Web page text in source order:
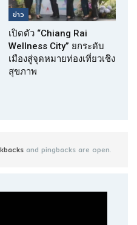
ข่าว
เปิดตัว “Chiang Rai
Wellness City” ยกระดับ
เมืองสู่จุดหมายท่องเที่ยวเชิง
สุขภาพ
and pingbacks are open.